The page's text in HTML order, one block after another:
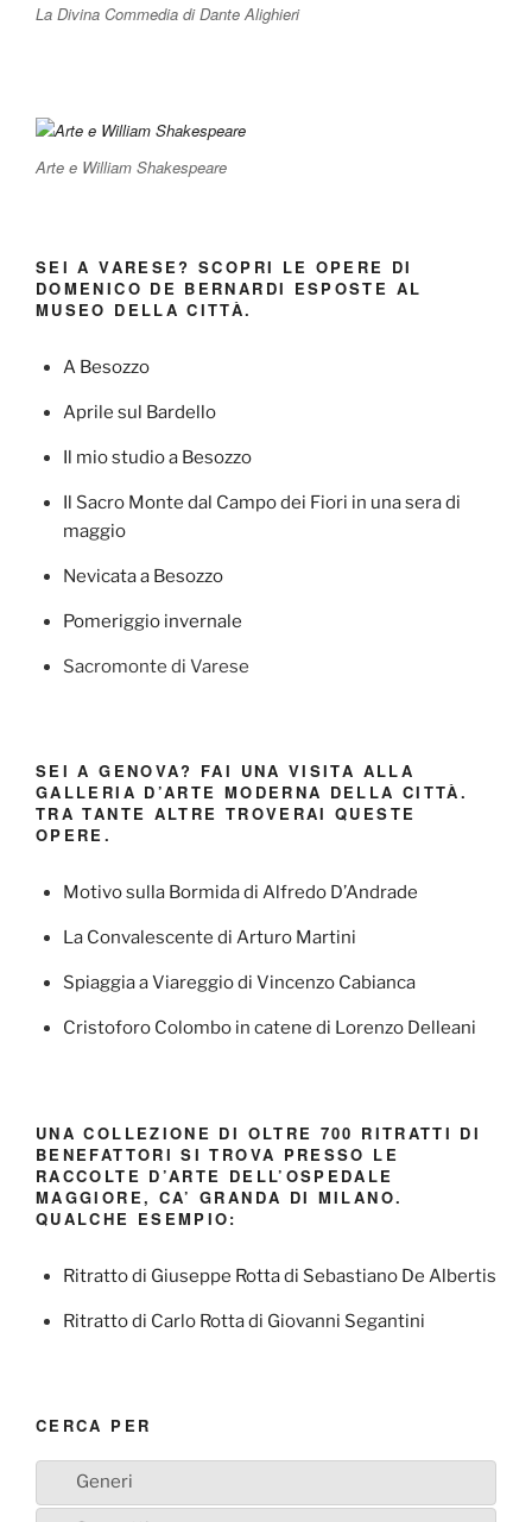
La Divina Commedia di Dante Alighieri
Arte e William Shakespeare
SEI A VARESE? SCOPRI LE OPERE DI
DOMENICO DE BERNARDI ESPOSTE AL
MUSEO DELLA CITTÀ.
A Besozzo
Aprile sul Bardello
Il mio studio a Besozzo
Il Sacro Monte dal Campo dei Fiori in una sera di
maggio
Nevicata a Besozzo
Pomeriggio invernale
Sacromonte di Varese
SEI A GENOVA? FAI UNA VISITA ALLA
GALLERIA D’ARTE MODERNA DELLA CITTÀ.
TRA TANTE ALTRE TROVERAI QUESTE
OPERE.
Motivo sulla Bormida di Alfredo D’Andrade
La Convalescente di Arturo Martini
Spiaggia a Viareggio di Vincenzo Cabianca
Cristoforo Colombo in catene di Lorenzo Delleani
UNA COLLEZIONE DI OLTRE 700 RITRATTI DI
BENEFATTORI SI TROVA PRESSO LE
RACCOLTE D’ARTE DELL’OSPEDALE
MAGGIORE, CA’ GRANDA DI MILANO.
QUALCHE ESEMPIO:
Ritratto di Giuseppe Rotta di Sebastiano De Albertis
Ritratto di Carlo Rotta di Giovanni Segantini
CERCA PER
Generi